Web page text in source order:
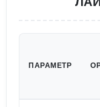
ПАРАМЕТР